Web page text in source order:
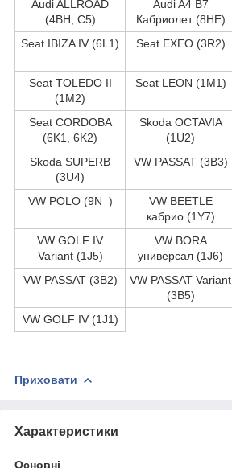
Audi ALLROAD
(4BH, C5)
Audi A4 B7
Кабриолет (8HE)
Seat IBIZA IV (6L1) Seat EXEO (3R2)
Seat TOLEDO II
(1M2)
Seat LEON (1M1)
Seat CORDOBA
(6K1, 6K2)
Skoda OCTAVIA
(1U2)
Skoda SUPERB
(3U4)
VW PASSAT (3B3)
VW POLO (9N_)
VW BEETLE
кабрио (1Y7)
VW GOLF IV
Variant (1J5)
VW BORA
универсал (1J6)
VW PASSAT (3B2)
VW PASSAT Variant
(3B5)
VW GOLF IV (1J1)
Приховати
Характеристики
Основні